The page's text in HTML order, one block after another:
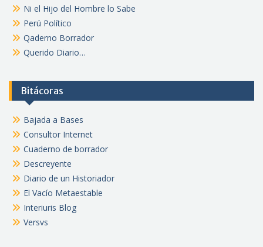
Ni el Hijo del Hombre lo Sabe
Perú Político
Qaderno Borrador
Querido Diario…
Bitácoras
Bajada a Bases
Consultor Internet
Cuaderno de borrador
Descreyente
Diario de un Historiador
El Vacío Metaestable
Interiuris Blog
Versvs